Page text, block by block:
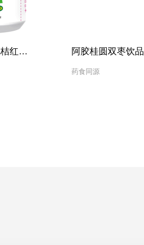
俾老虎 多肽雪梨枇杷桔红固体饮料 阿胶桂圆双枣饮品
药食同源